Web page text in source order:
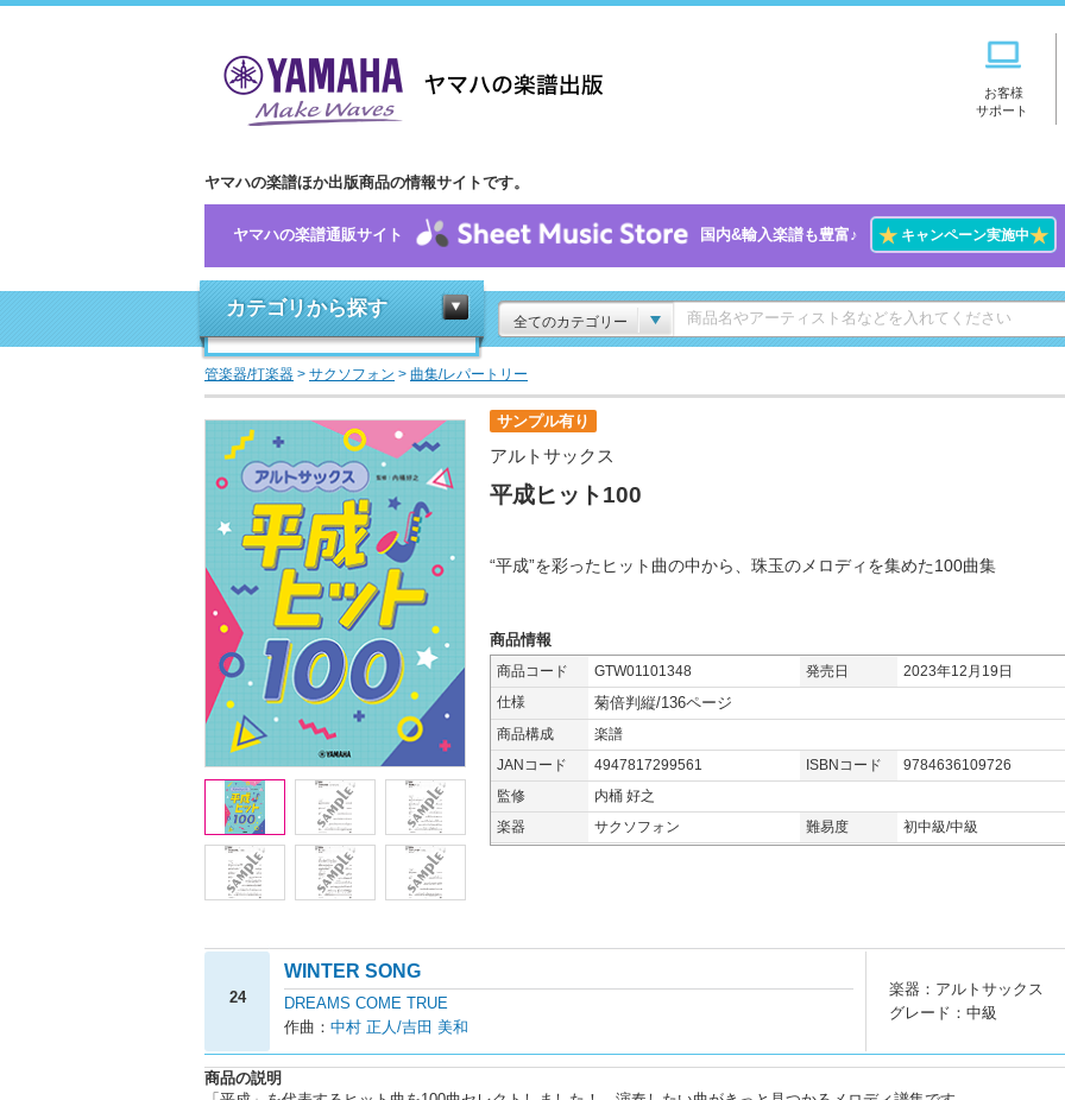
お客様
サポート
ヤマハの楽譜ほか出版商品の情報サイトです。
ヤマハの楽譜通販サイト 国内&輸入楽譜も豊富♪ ★キャンペーン実施中★
カテゴリから探す
全てのカテゴリー
管楽器/打楽器 > サクソフォン > 曲集/レパートリー
サンプル有り
アルトサックス
平成ヒット100
“平成”を彩ったヒット曲の中から、珠玉のメロディを集めた100曲集
商品情報
商品コード GTW01101348 発売日
2023年12月19日
仕様
菊倍判縦/136ページ
商品構成
楽譜
JANコード
4947817299561 ISBNコード
9784636109726
監修
内桶 好之
楽器
サクソフォン 難易度 初中級/中級
24
WINTER SONG
DREAMS COME TRUE
作曲： 中村 正人/吉田 美和
楽器：アルトサックス
グレード：中級
商品の説明